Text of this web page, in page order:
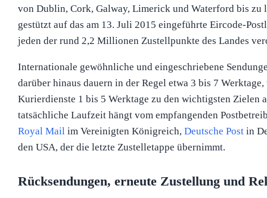
von Dublin, Cork, Galway, Limerick und Waterford bis zu
gestützt auf das am 13. Juli 2015 eingeführte Eircode-
jeden der rund 2,2 Millionen Zustellpunkte des Landes
Internationale gewöhnliche und eingeschriebene
darüber hinaus dauern in der Regel etwa 3 bis 7
Kurierdienste 1 bis 5 Werktage zu den wichtigsten Zielen
tatsächliche Laufzeit hängt vom empfangenden
Royal Mail im Vereinigten Königreich, Deutsche Postin
den USA, der die letzte Zustelletappe übernimmt.
Rücksendungen, erneute Zustellung und